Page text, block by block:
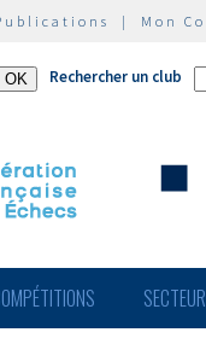
| Mon
Rechercher un club